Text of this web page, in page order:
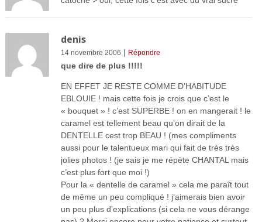
denis
14 novembre 2006 | Répondre
que dire de plus !!!!!
EN EFFET JE RESTE COMME D’HABITUDE
EBLOUIE ! mais cette fois je crois que c’est le
« bouquet » ! c’est SUPERBE ! on en mangerait ! le
caramel est tellement beau qu’on dirait de la
DENTELLE cest trop BEAU ! (mes compliments
aussi pour le talentueux mari qui fait de très très
jolies photos ! (je sais je me répète CHANTAL mais
c’est plus fort que moi !)
Pour la « dentelle de caramel » cela me paraît tout
de même un peu compliqué ! j’aimerais bien avoir
un peu plus d’explications (si cela ne vous dérange